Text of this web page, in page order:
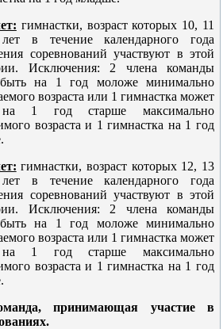
гимнастки, возраст которых 10, 11
в течение календарного года
соревнований участвуют в этой
Исключения: 2 члена команды
на 1 год моложе минимально
возраста или 1 гимнастка может
1 год старше максимально
возраста и 1 гимнастка на 1 год
гимнастки, возраст которых 12, 13
в течение календарного года
соревнований участвуют в этой
Исключения: 2 члена команды
на 1 год моложе минимально
возраста или 1 гимнастка может
1 год старше максимально
возраста и 1 гимнастка на 1 год
принимающая участие в